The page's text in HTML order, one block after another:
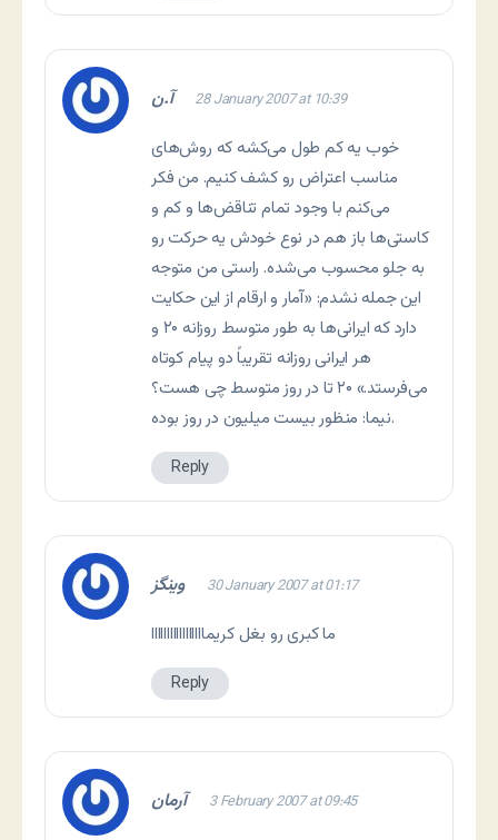
آ.ن 28 January 2007 at 10:39
خوب یه کم طول می‌کشه که روش‌های
مناسب اعتراض رو کشف کنیم. من فکر
می‌کنم با وجود تمام تناقض‌ها و کم و
کاستی‌ها باز هم در نوع خودش یه حرکت رو
به جلو محسوب می‌شده. راستی من متوجه
این جمله نشدم: «آمار و ارقام از این حکایت
دارد که ایرانی‌ها به طور متوسط روزانه ۲۰ و
هر ایرانی روزانه تقریباً دو پیام کوتاه
می‌فرستد.» ۲۰ تا در روز متوسط چی هست؟
نیما: منظور بیست میلیون در روز بوده.
Reply
وینگز 30 January 2007 at 01:17
ما کبری رو بغل کریمااااااااااااااااا
Reply
آرمان 3 February 2007 at 09:45